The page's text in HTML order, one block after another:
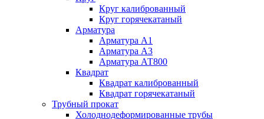
Круг калиброванный
Круг горячекатаный
Арматура
Арматура А1
Арматура А3
Арматура АТ800
Квадрат
Квадрат калиброванный
Квадрат горячекатаный
Трубный прокат
Холоднодеформированные трубы